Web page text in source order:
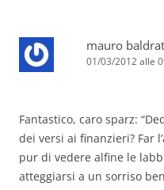
mauro
01/03/2012 alle
Fantastico, caro sparz:
dei versi ai finanzieri? Far
pur di vedere alfine le
atteggiarsi a un sorriso